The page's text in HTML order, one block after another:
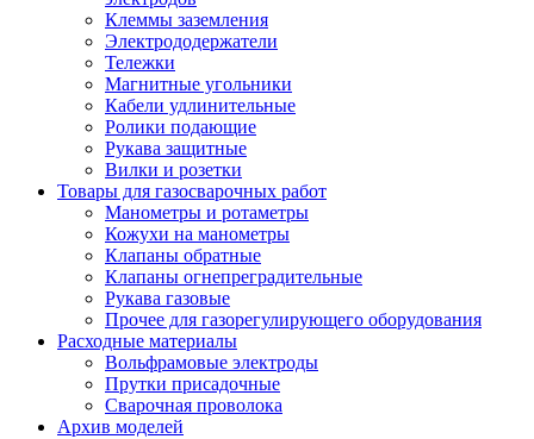
Клеммы заземления
Электрододержатели
Тележки
Магнитные угольники
Кабели удлинительные
Ролики подающие
Рукава защитные
Вилки и розетки
Товары для газосварочных работ
Манометры и ротаметры
Кожухи на манометры
Клапаны обратные
Клапаны огнепреградительные
Рукава газовые
Прочее для газорегулирующего оборудования
Расходные материалы
Вольфрамовые электроды
Прутки присадочные
Сварочная проволока
Архив моделей